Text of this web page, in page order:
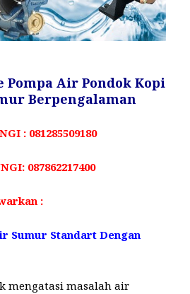
Pompa Air Pondok Kopi
Berpengalaman
: 081285509180
087862217400
:
Sumur Standart Dengan
mengatasi masalah air